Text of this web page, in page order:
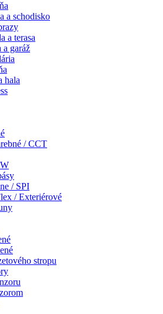
a schodisko
a terasa
garáž
hala
/ CCT
/ SPI
/ Exteriérové
stropu